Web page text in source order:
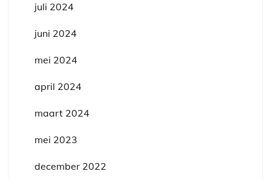
juli 2024
juni 2024
mei 2024
april 2024
maart 2024
mei 2023
december 2022